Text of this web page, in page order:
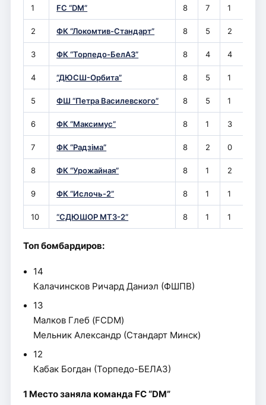
1 FC “DM” 8 7 1
2 ФК “Локомтив-Стандарт” 8 5 2
3 ФК “Торпедо-БелАЗ” 8 4 4
4 “ДЮСШ-Орбита” 8 5 1
5 ФШ “Петра Василевского” 8 5 1
6 ФК “Максимус” 8 1 3
7 ФК “Радзiма” 8 2 0
8 ФК “Урожайная” 8 1 2
9 ФК “Ислочь-2” 8 1 1
10 “СДЮШОР МТЗ-2” 8 1 1
Топ бомбардиров:
14
Калачинсков Ричард Даниэл (ФШПВ)
13
Малков Глеб (FCDM)
Мельник Александр (Стандарт Минск)
12
Кабак Богдан (Торпедо-БЕЛАЗ)
1 Место заняла команда FC “DM”